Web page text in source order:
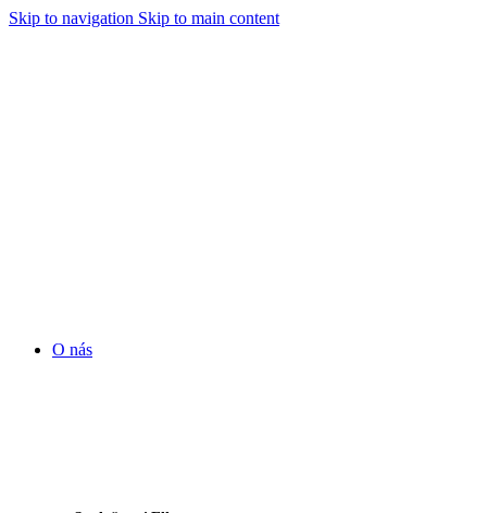
Skip to navigation Skip to main content
O nás